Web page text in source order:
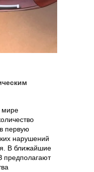
мире
первую
нарушений
В ближайшие
предполагают